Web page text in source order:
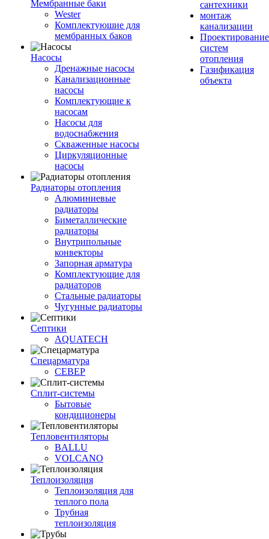
Мембранные баки
Wester
Комплектуюшие для
мембранных баков
Насосы
Дренажные насосы
Канализационные
насосы
Комплектующие к
насосам
Насосы для
водоснабжения
Скваженные насосы
Циркуляционные
насосы
Радиаторы отопления
Алюминиевые
радиаторы
Биметаллические
радиаторы
Внутрипольные
конвекторы
Запорная арматура
Комплектующие для
радиаторов
Стальные радиаторы
Чугунные радиаторы
Септики
AQUATECH
Спецарматура
СЕВЕР
Сплит-системы
Бытовые
кондиционеры
Тепловентиляторы
BALLU
VOLCANO
Теплоизоляция
Теплоизоляция для
теплого пола
Трубная
теплоизоляция
сантехники
монтаж
канализации
Проектирование
систем
отопления
Газификация
объекта